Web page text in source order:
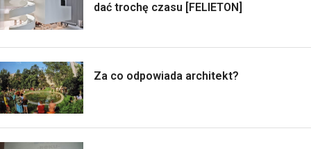
dać trochę czasu [FELIETON]
Za co odpowiada architekt?